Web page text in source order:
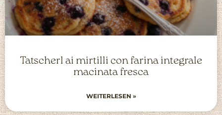
Tatscherl ai mirtilli con farina integrale
macinata fresca
WEITERLESEN »